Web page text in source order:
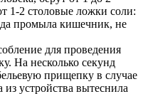
1-2 столовые ложки соли:
промыла кишечник, не
для проведения
На несколько секунд
прищепку в случае
устройства вытеснила